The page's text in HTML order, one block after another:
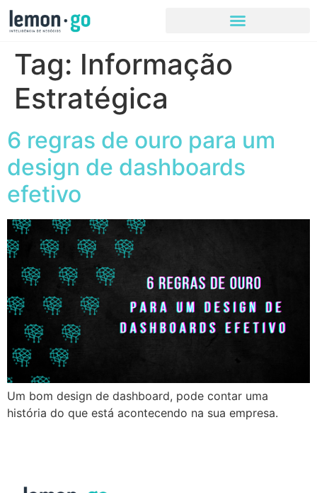
Tag: Informação
Estratégica
6 regras de ouro para um
design de dashboards
efetivo
Um bom design de dashboard, pode contar uma
história do que está acontecendo na sua empresa.